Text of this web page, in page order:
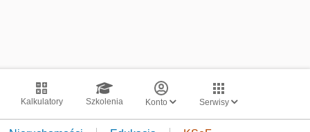
Kalkulatory Szkolenia Konto Serwisy